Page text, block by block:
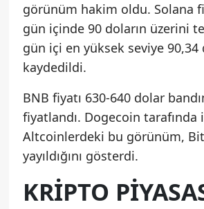
görünüm hakim oldu. Solana
gün içinde 90 doların üzerini
gün içi en yüksek seviye
kaydedildi.
BNB fiyatı 630-640 dolar
fiyatlandı. Dogecoin
Altcoinlerdeki bu görünüm,
yayıldığını gösterdi.
KRIPTO